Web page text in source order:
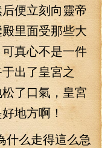
便立刻向靈帝
里面受那些大
真心不是一件
出了皇宮之
了口氣，皇宮
地方啊！
么走得這么急